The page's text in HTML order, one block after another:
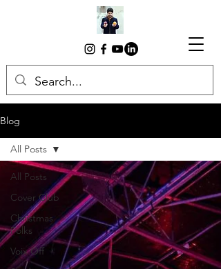
Blog
All Posts
Cover Club
Christmas
Folks
Voix Off
All Posts